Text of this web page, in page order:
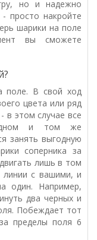
но и надежно
просто накройте
шарики на поле
вы сможете
поле. В свой ход
цвета или ряд
в этом случае все
и том же
занять выгодную
соперника за
лишь в том
линии с вашими, и
один. Например,
два черных и
Побеждает тот
пределы поля 6